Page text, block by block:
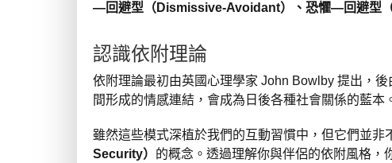
—回避型（Dismissive-Avoidant）、恐懼—回避型
認識依附理論
依附理論最初由英國心理學家 John Bowlby 提出，
間形成的情感連結，會成為日後各種社會關係的藍本
雖然這些模式深植於我們的互動習慣中，但它們並非
Security） 的概念。透過理解你與伴侶的依附風格